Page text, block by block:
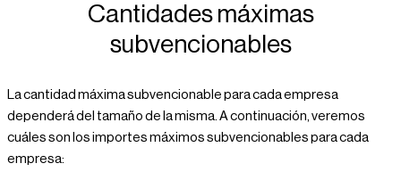
Cantidades máximas
subvencionables
La cantidad máxima subvencionable para cada empresa
dependerá del tamaño de la misma. A continuación, veremos
cuáles son los importes máximos subvencionables para cada
empresa: